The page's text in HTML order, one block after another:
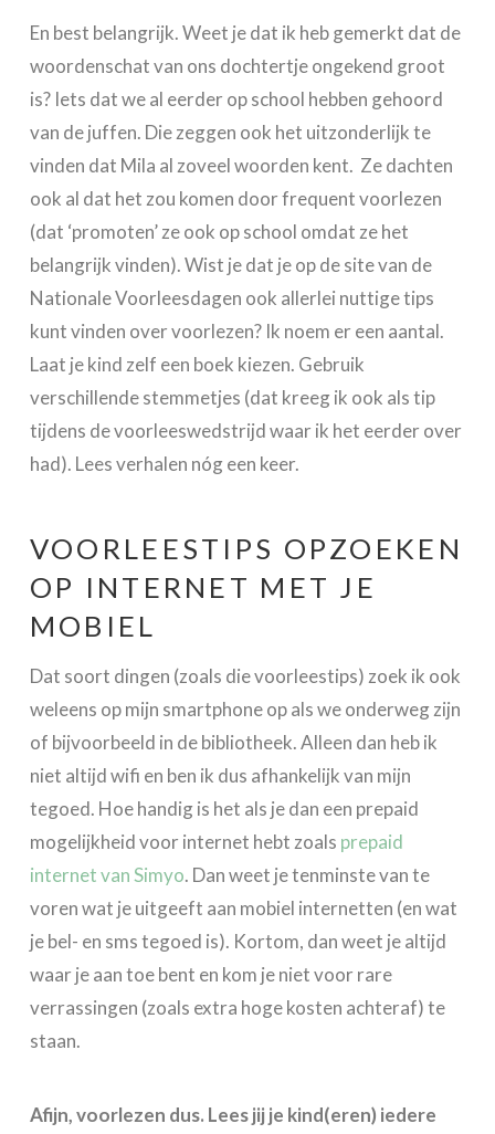
En best belangrijk. Weet je dat ik heb gemerkt dat de
woordenschat van ons dochtertje ongekend groot
is? Iets dat we al eerder op school hebben gehoord
van de juffen. Die zeggen ook het uitzonderlijk te
vinden dat Mila al zoveel woorden kent. Ze dachten
ook al dat het zou komen door frequent voorlezen
(dat ‘promoten’ ze ook op school omdat ze het
belangrijk vinden). Wist je dat je op de site van de
Nationale Voorleesdagen ook allerlei nuttige tips
kunt vinden over voorlezen? Ik noem er een aantal.
Laat je kind zelf een boek kiezen. Gebruik
verschillende stemmetjes (dat kreeg ik ook als tip
tijdens de voorleeswedstrijd waar ik het eerder over
had). Lees verhalen nóg een keer.
VOORLEESTIPS OPZOEKEN
OP INTERNET MET JE
MOBIEL
Dat soort dingen (zoals die voorleestips) zoek ik ook
weleens op mijn smartphone op als we onderweg zijn
of bijvoorbeeld in de bibliotheek. Alleen dan heb ik
niet altijd wifi en ben ik dus afhankelijk van mijn
tegoed. Hoe handig is het als je dan een prepaid
mogelijkheid voor internet hebt zoals prepaid
internet van Simyo. Dan weet je tenminste van te
voren wat je uitgeeft aan mobiel internetten (en wat
je bel- en sms tegoed is). Kortom, dan weet je altijd
waar je aan toe bent en kom je niet voor rare
verrassingen (zoals extra hoge kosten achteraf) te
staan.
Afijn, voorlezen dus. Lees jij je kind(eren) iedere